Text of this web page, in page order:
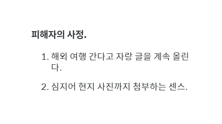
피해자의 사정.
해외 여행 간다고 자랑 글을 계속 올린
다.
심지어 현지 사진까지 첨부하는 센스.